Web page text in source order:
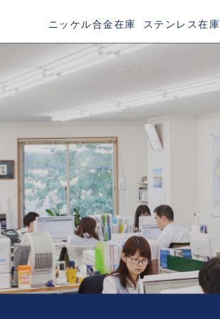
ニッケル合金在庫 ステンレス在庫